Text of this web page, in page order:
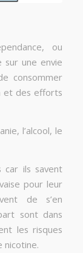
ou
sur une envie
consommer
et des efforts
l’alcool, le
car ils savent
pour leur
de s’en
sont dans
les risques
nicotine.